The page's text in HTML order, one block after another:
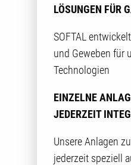
LÖSUNGEN FÜR
SOFTAL
und Geweben für
Technologien
EINZELNE
JEDERZEIT
Unsere Anlagen
jederzeit speziell